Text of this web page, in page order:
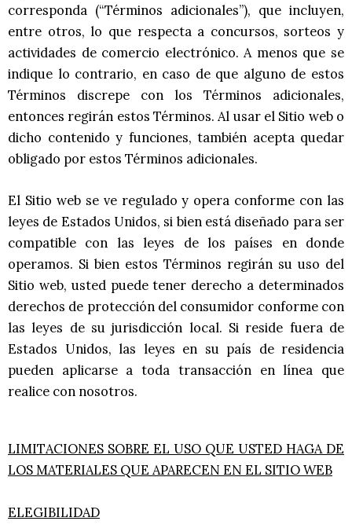
corresponda (“Términos adicionales”), que incluyen,
entre otros, lo que respecta a concursos, sorteos y
actividades de comercio electrónico. A menos que se
indique lo contrario, en caso de que alguno de estos
Términos discrepe con los Términos adicionales,
entonces regirán estos Términos. Al usar el Sitio web o
dicho contenido y funciones, también acepta quedar
obligado por estos Términos adicionales.
El Sitio web se ve regulado y opera conforme con las
leyes de Estados Unidos, si bien está diseñado para ser
compatible con las leyes de los países en donde
operamos. Si bien estos Términos regirán su uso del
Sitio web, usted puede tener derecho a determinados
derechos de protección del consumidor conforme con
las leyes de su jurisdicción local. Si reside fuera de
Estados Unidos, las leyes en su país de residencia
pueden aplicarse a toda transacción en línea que
realice con nosotros.
LIMITACIONES SOBRE EL USO QUE USTED HAGA DE
LOS MATERIALES QUE APARECEN EN EL SITIO WEB
ELEGIBILIDAD